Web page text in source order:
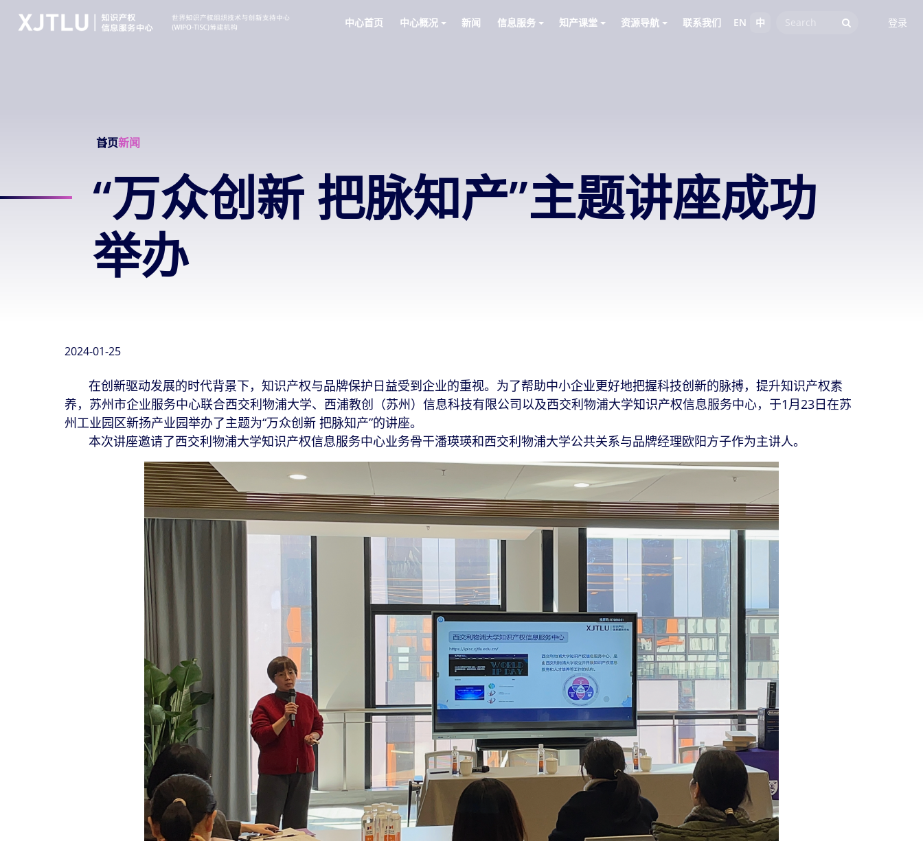
中心首页 中心概况 新闻 信息服务 知产课堂 资源导航 联系我们 EN 中 登录
首页新闻
“万众创新 把脉知产”主题讲座成功
举办
2024-01-25
在创新驱动发展的时代背景下，知识产权与品牌保护日益受到企业的重视。为了帮助中小企业更好地把握科技创新的脉搏，提升知识产权素
养，苏州市企业服务中心联合西交利物浦大学、西浦教创（苏州）信息科技有限公司以及西交利物浦大学知识产权信息服务中心，于1月23日在苏
州工业园区新扬产业园举办了主题为“万众创新 把脉知产”的讲座。
本次讲座邀请了西交利物浦大学知识产权信息服务中心业务骨干潘瑛瑛和西交利物浦大学公共关系与品牌经理欧阳方子作为主讲人。